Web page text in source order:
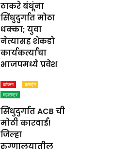
ठाकरे बंधूंना
सिंधुदुर्गात मोठा
धक्का; युवा
नेत्यासह शेकडो
कार्यकर्त्यांचा
भाजपमध्ये प्रवेश
कोकण
क्राईम
महाराष्ट्र
सिंधुदुर्गात ACB ची
मोठी कारवाई!
जिल्हा
रुग्णालयातील